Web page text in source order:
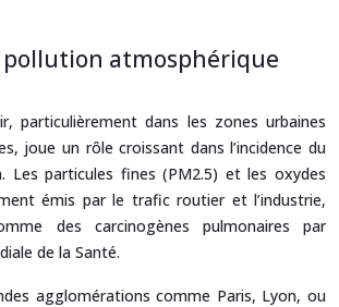
pollution atmosphérique
particulièrement dans les zones urbaines
joue un rôle croissant dans l’incidence du
Les particules fines (PM2.5) et les oxydes
émis par le trafic routier et l’industrie,
des carcinogènes pulmonaires par
de la Santé.
agglomérations comme Paris, Lyon, ou